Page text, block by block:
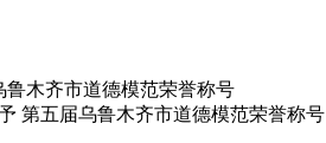
木齐市道德模范荣誉称号
第五届乌鲁木齐市道德模范荣誉称号